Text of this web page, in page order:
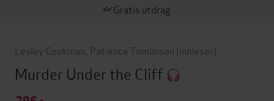
Gratis utdrag
Lesley Cookman Patience Tomlinson (innleser)
Murder Under the Cliff